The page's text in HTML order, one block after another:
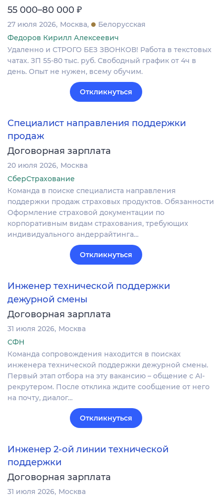
55 000–80 000 ₽
27 июля 2026 Москва
Белорусская
Федоров Кирилл Алексеевич
Удаленно и СТРОГО БЕЗ ЗВОНКОВ! Работа в текстовых
чатах. ЗП 55-80 тыс. руб. Свободный график от 4ч в
день. Опыт не нужен, всему обучим.
Откликнуться
Специалист направления поддержки
продаж
Договорная зарплата
20 июля 2026 Москва
СберСтрахование
Команда в поиске специалиста направления
поддержки продаж страховых продуктов. Обязанности
Оформление страховой документации по
корпоративным видам страхования, требующих
индивидуального андеррайтинга…
Откликнуться
Инженер технической поддержки
дежурной смены
Договорная зарплата
31 июля 2026 Москва
СФН
Команда сопровождения находится в поисках
инженера технической поддержки дежурной смены.
Первый этап отбора на эту вакансию – общение с AI-
рекрутером. После отклика ждите сообщение от него
на почту, диалог…
Откликнуться
Инженер 2-ой линии технической
поддержки
Договорная зарплата
31 июля 2026 Москва